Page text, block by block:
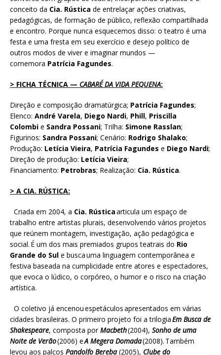
conceito da Cia. Rústica de entrelaçar ações criativas,
pedagógicas, de formação de público, reflexão compartilhada
e encontro. Porque nunca esquecemos disso: o teatro é uma
festa e uma fresta em seu exercício e desejo político de
outros modos de viver e imaginar mundos —
comemora Patrícia Fagundes.
> FICHA TÉCNICA — CABARÉ DA VIDA PEQUENA:
Direção e composição dramatúrgica; Patrícia Fagundes;
Elenco: André Varela, Diego Nardi, Phill, Priscilla
Colombi e Sandra Possani; Trilha: Simone Rasslan;
Figurinos: Sandra Possani; Cenário: Rodrigo Shalako;
Produção: Letícia Vieira, Patrícia Fagundes e Diego Nardi;
Direção de produção: Letícia Vieira;
Financiamento: Petrobras; Realização: Cia. Rústica.
> A CIA. RÚSTICA:
Criada em 2004, a Cia. Rústicaarticula um espaço de
trabalho entre artistas plurais, desenvolvendo vários projetos
que reúnem montagem, investigação, ação pedagógica e
social. É um dos mais premiados grupos teatrais do Rio
Grande do Sul e busca uma linguagem contemporânea e
festiva baseada na cumplicidade entre atores e espectadores,
que evoca o lúdico, o corpóreo, o humor e o risco na criação
artística.
O coletivo já encenou espetáculos apresentados em várias
cidades brasileiras. O primeiro projeto foi a trilogiaEm Busca de
Shakespeare, composta porMacbeth(2004), Sonho de uma
Noite de Verão(2006) eA Megera Domada(2008). Também
levou aos palcos Pandolfo Bereba(2005), Clube do